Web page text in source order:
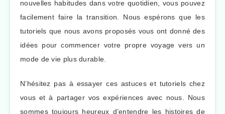
nouvelles habitudes dans votre quotidien, vous pouvez
facilement faire la transition. Nous espérons que les
tutoriels que nous avons proposés vous ont donné des
idées pour commencer votre propre voyage vers un
mode de vie plus durable.
N’hésitez pas à essayer ces astuces et tutoriels chez
vous et à partager vos expériences avec nous. Nous
sommes toujours heureux d’entendre les histoires de